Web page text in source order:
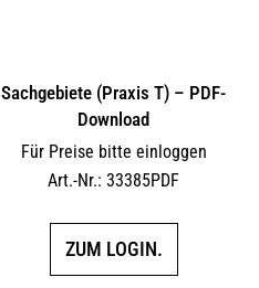
Sachgebiete (Praxis T) – PDF-
Download
Für Preise bitte einloggen
Art.-Nr.: 33385PDF
ZUM LOGIN.